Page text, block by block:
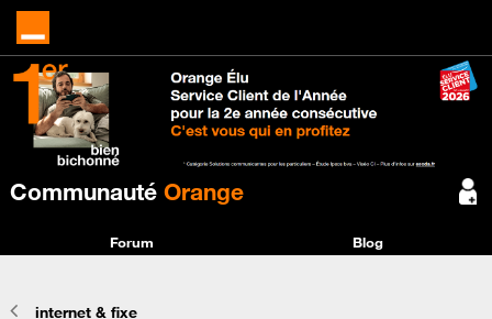
Communauté Orange
Forum Blog
internet & fixe